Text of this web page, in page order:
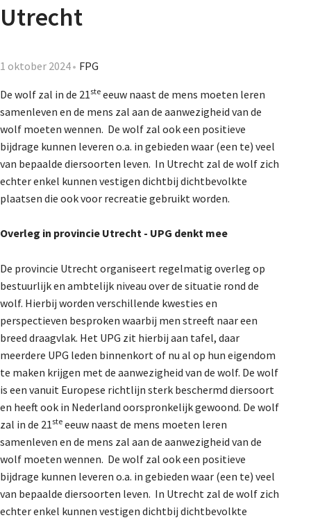
Utrecht
1 oktober 2024 FPG
De wolf zal in de 21 ste eeuw naast de mens moeten leren
samenleven en de mens zal aan de aanwezigheid van de
wolf moeten wennen. De wolf zal ook een positieve
bijdrage kunnen leveren o.a. in gebieden waar (een te) veel
van bepaalde diersoorten leven. In Utrecht zal de wolf zich
echter enkel kunnen vestigen dichtbij dichtbevolkte
plaatsen die ook voor recreatie gebruikt worden.
Overleg in provincie Utrecht - UPG denkt mee
De provincie Utrecht organiseert regelmatig overleg op
bestuurlijk en ambtelijk niveau over de situatie rond de
wolf. Hierbij worden verschillende kwesties en
perspectieven besproken waarbij men streeft naar een
breed draagvlak. Het UPG zit hierbij aan tafel, daar
meerdere UPG leden binnenkort of nu al op hun eigendom
te maken krijgen met de aanwezigheid van de wolf. De wolf
is een vanuit Europese richtlijn sterk beschermd diersoort
en heeft ook in Nederland oorspronkelijk gewoond. De wolf
zal in de 21 ste eeuw naast de mens moeten leren
samenleven en de mens zal aan de aanwezigheid van de
wolf moeten wennen. De wolf zal ook een positieve
bijdrage kunnen leveren o.a. in gebieden waar (een te) veel
van bepaalde diersoorten leven. In Utrecht zal de wolf zich
echter enkel kunnen vestigen dichtbij dichtbevolkte
Provincies
Dossiers
De Landeigenaar
Contact